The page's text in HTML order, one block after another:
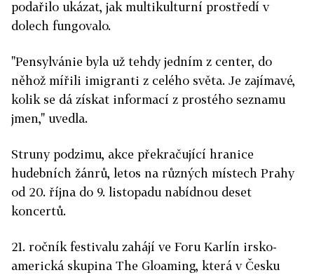
podařilo ukázat, jak multikulturní prostředí v
dolech fungovalo.
"Pensylvánie byla už tehdy jedním z center, do
něhož mířili imigranti z celého světa. Je zajímavé,
kolik se dá získat informací z prostého seznamu
jmen," uvedla.
Struny podzimu, akce překračující hranice
hudebních žánrů, letos na různých místech Prahy
od 20. října do 9. listopadu nabídnou deset
koncertů.
21. ročník festivalu zahájí ve Foru Karlín irsko-
americká skupina The Gloaming, která v Česku